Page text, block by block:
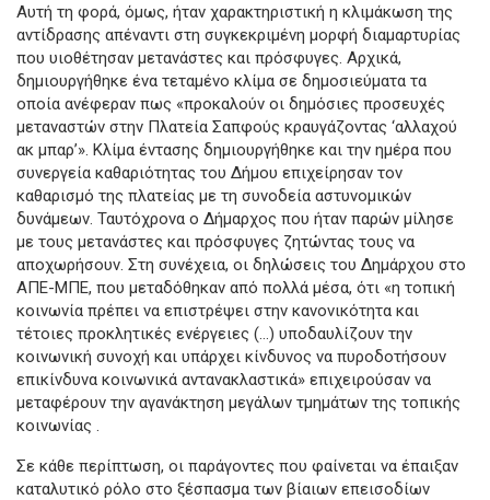
Αυτή τη φορά, όμως, ήταν χαρακτηριστική η κλιμάκωση της
αντίδρασης απέναντι στη συγκεκριμένη μορφή διαμαρτυρίας
που υιοθέτησαν μετανάστες και πρόσφυγες. Αρχικά,
δημιουργήθηκε ένα τεταμένο κλίμα σε δημοσιεύματα τα
οποία ανέφεραν πως «προκαλούν οι δημόσιες προσευχές
μεταναστών στην Πλατεία Σαπφούς κραυγάζοντας ‘αλλαχού
ακ μπαρ’». Κλίμα έντασης δημιουργήθηκε και την ημέρα που
συνεργεία καθαριότητας του Δήμου επιχείρησαν τον
καθαρισμό της πλατείας με τη συνοδεία αστυνομικών
δυνάμεων. Ταυτόχρονα ο Δήμαρχος που ήταν παρών μίλησε
με τους μετανάστες και πρόσφυγες ζητώντας τους να
αποχωρήσουν. Στη συνέχεια, οι δηλώσεις του Δημάρχου στο
ΑΠΕ-ΜΠΕ, που μεταδόθηκαν από πολλά μέσα, ότι «η τοπική
κοινωνία πρέπει να επιστρέψει στην κανονικότητα και
τέτοιες προκλητικές ενέργειες (…) υποδαυλίζουν την
κοινωνική συνοχή και υπάρχει κίνδυνος να πυροδοτήσουν
επικίνδυνα κοινωνικά αντανακλαστικά» επιχειρούσαν να
μεταφέρουν την αγανάκτηση μεγάλων τμημάτων της τοπικής
κοινωνίας .
Σε κάθε περίπτωση, οι παράγοντες που φαίνεται να έπαιξαν
καταλυτικό ρόλο στο ξέσπασμα των βίαιων επεισοδίων